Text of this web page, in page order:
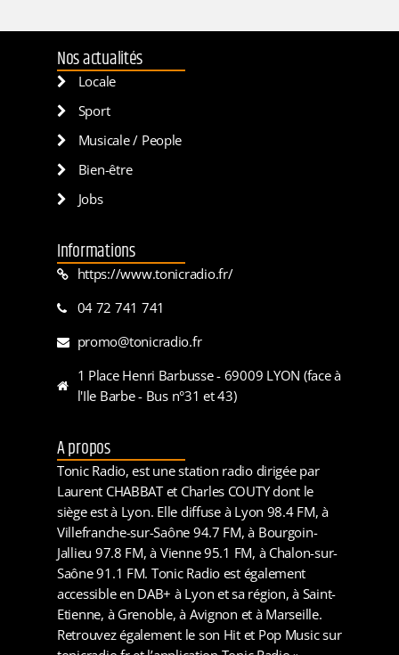
Nos actualités
Locale
Sport
Musicale / People
Bien-être
Jobs
Informations
https://www.tonicradio.fr/
04 72 741 741
promo@tonicradio.fr
1 Place Henri Barbusse - 69009 LYON (face à
l'Ile Barbe - Bus n°31 et 43)
A propos
Tonic Radio, est une station radio dirigée par
Laurent CHABBAT et Charles COUTY dont le
siège est à Lyon. Elle diffuse à Lyon 98.4 FM, à
Villefranche-sur-Saône 94.7 FM, à Bourgoin-
Jallieu 97.8 FM, à Vienne 95.1 FM, à Chalon-sur-
Saône 91.1 FM. Tonic Radio est également
accessible en DAB+ à Lyon et sa région, à Saint-
Etienne, à Grenoble, à Avignon et à Marseille.
Retrouvez également le son Hit et Pop Music sur